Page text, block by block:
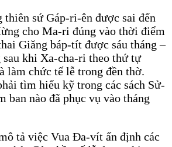
thiên sứ Gáp-ri-ên được sai đến
cho Ma-ri đúng vào thời điểm
Giăng báp-tít được sáu tháng –
sau khi Xa-cha-ri theo thứ tự
làm chức tế lễ trong đền thờ.
tìm hiểu kỹ trong các sách Sử-
ban nào đã phục vụ vào tháng
tả việc Vua Đa-vít ấn định các